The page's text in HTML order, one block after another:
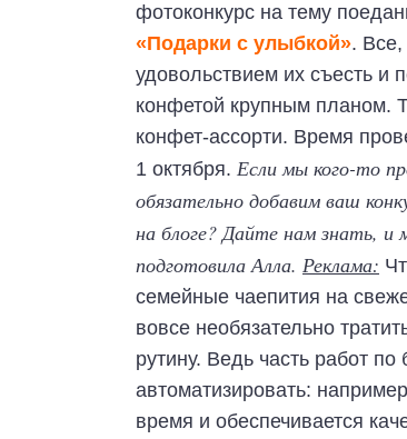
фотоконкурс на тему
«Подарки с улыбкой».
удовольствием их съесть и
конфетой крупным планом.
конфет-ассорти. Время
1 октября. Если мы кого-то
обязательно добавим ваш
на блоге? Дайте нам знать,
подготовила Алла. Реклама:
семейные чаепития на
вовсе необязательно
рутину. Ведь часть работ по
автоматизировать:
время и обеспечивается